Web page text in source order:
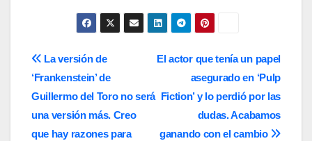
Navegación
de
entradas
El actor que tenía un papel
asegurado en ‘Pulp
Fiction’ y lo perdió por las
dudas. Acabamos
ganando con el cambio
La versión de
‘Frankenstein’ de
Guillermo del Toro no será
una versión más. Creo
que hay razones para